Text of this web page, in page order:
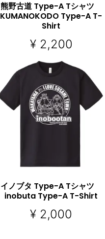
オプションを選択
熊野古道 Type-A Tシャツ
KUMANOKODO Type-A T-
Shirt
¥2,200
イノブタ Type-A Tシャツ
inobuta Type-A T-Shirt
¥ 2,000